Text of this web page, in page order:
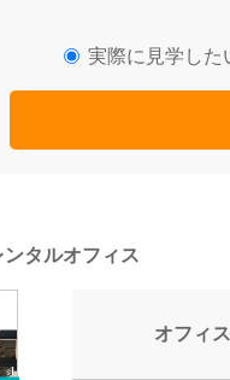
実際に見学した
タルオフィス
オフィ